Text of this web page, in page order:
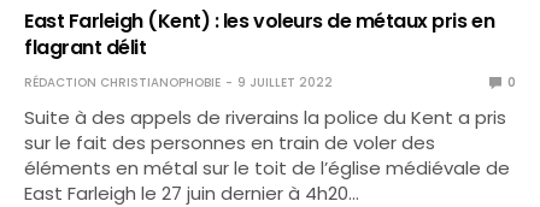
East Farleigh (Kent) : les voleurs de métaux pris en
flagrant délit
RÉDACTION CHRISTIANOPHOBIE 9 JUILLET 2022 0
Suite à des appels de riverains la police du Kent a pris
sur le fait des personnes en train de voler des
éléments en métal sur le toit de l’église médiévale de
East Farleigh le 27 juin dernier à 4h20…